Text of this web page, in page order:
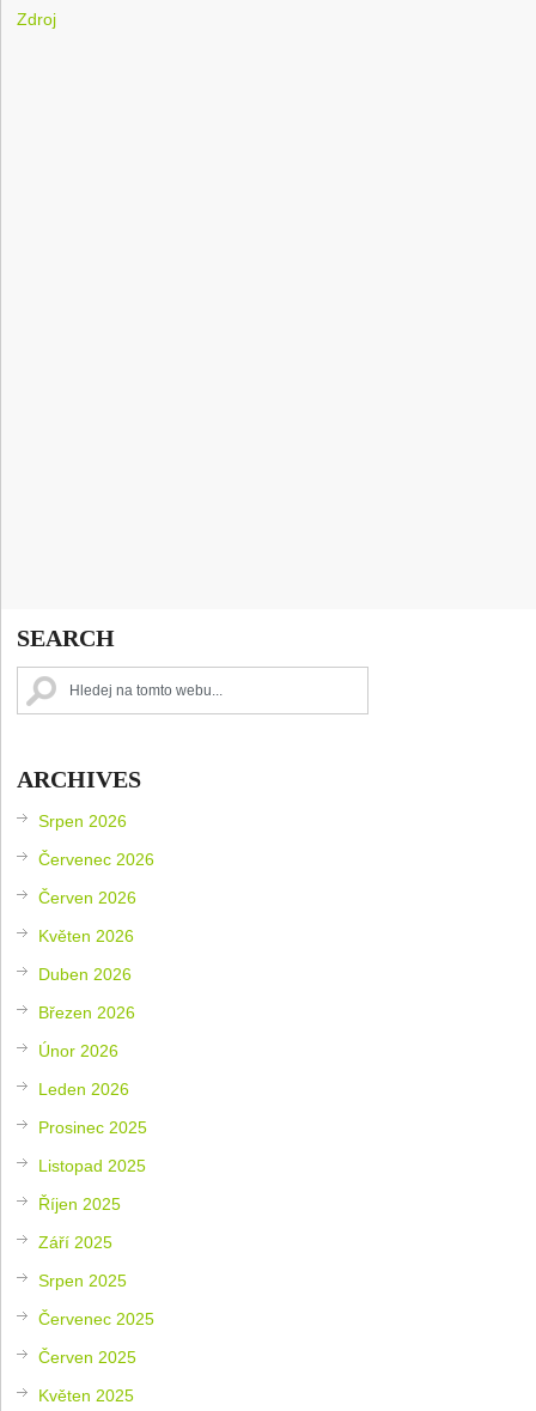
Zdroj
SEARCH
ARCHIVES
Srpen 2026
Červenec 2026
Červen 2026
Květen 2026
Duben 2026
Březen 2026
Únor 2026
Leden 2026
Prosinec 2025
Listopad 2025
Říjen 2025
Září 2025
Srpen 2025
Červenec 2025
Červen 2025
Květen 2025